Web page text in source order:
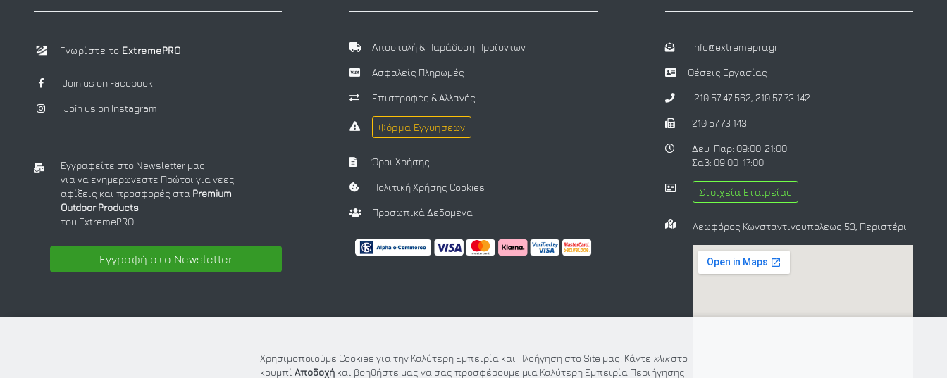
Χρησιμοποιούμε Cookies για την Καλύτερη Εμπειρία και Πλοήγηση στο Site μας. Κάντε κλικστο
κουμπί Αποδοχή και βοηθήστε μας να σας προσφέρουμε μια Καλύτερη Εμπειρία Περιήγησης.
Γνωρίστε το ExtremePRO
Join us on Facebook
Join us on Instagram
Εγγραφείτε στο Newsletter μας
για να ενημερώνεστε Πρώτοι για νέες
αφίξεις και προσφορές στα Premium
Outdoor Products
του ExtremePRO.
Εγγραφή στο Newsletter
Αποστολή & Παράδοση Προϊοντων
Ασφαλείς Πληρωμές
Επιστροφές & Αλλαγές
Φόρμα Εγγυήσεων
Όροι Χρήσης
Πολιτική Χρήσης Cookies
Προσωπικά Δεδομένα
info@extremepro.gr
Θέσεις Εργασίας
210 57 47 562, 210 57 73 142
210 57 73 143
Δευ-Παρ: 09:00-21:00
Σαβ: 09:00-17:00
Στοιχεία Εταιρείας
Λεωφόρος Κωνσταντινουπόλεως 53, Περιστέρι.